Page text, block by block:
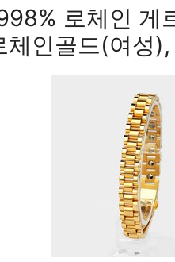
로체인 게
인골드(여성),